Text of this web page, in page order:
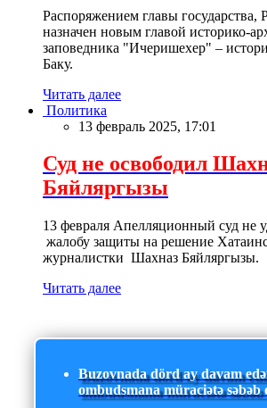
Распоряжением главы
назначен новым главой историко-
заповедника "Ичеришехер" –
Баку.
Читать далее
Политика
13 февраль 2025, 17:01
Суд не освободил
Бяйляргызы
13 февраля Апелляционный суд не
жалобу защиты на решение
журналистки Шахназ Бяйляргызы.
Читать далее
Buzovnada dörd ay davam
ombudsmana müraciətə səbəb